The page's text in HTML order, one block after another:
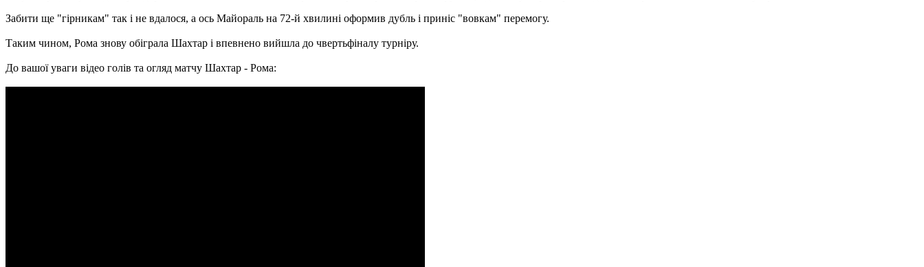
Забити ще "гірникам" так і не вдалося, а ось Майораль на 72-й хвилині оформив дубль і приніс "вовкам" перемогу.
Таким чином, Рома знову обіграла Шахтар і впевнено вийшла до чвертьфіналу турніру.
До вашої уваги відео голів та огляд матчу Шахтар - Рома: